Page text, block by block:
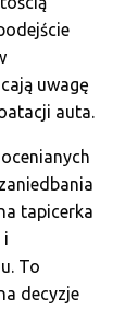
uwagę
auta.
tapicerka
i
To
decyzje